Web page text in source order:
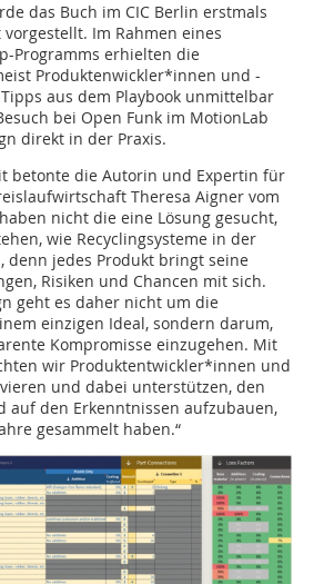
das Buch im CIC Berlin erstmals
Im Rahmen eines
Programms erhielten die
Produktenwickler*innen und -
aus dem Playbook unmittelbar
bei Open Funk im MotionLab
direkt in der Praxis.
betonte die Autorin und Expertin für
Theresa Aigner vom
nicht die eine Lösung gesucht,
wie Recyclingsysteme in der
denn jedes Produkt bringt seine
Risiken und Chancen mit sich.
geht es daher nicht um die
einzigen Ideal, sondern darum,
Kompromisse einzugehen. Mit
wir Produktentwickler*innen und
und dabei unterstützen, den
auf den Erkenntnissen aufzubauen,
gesammelt haben.“